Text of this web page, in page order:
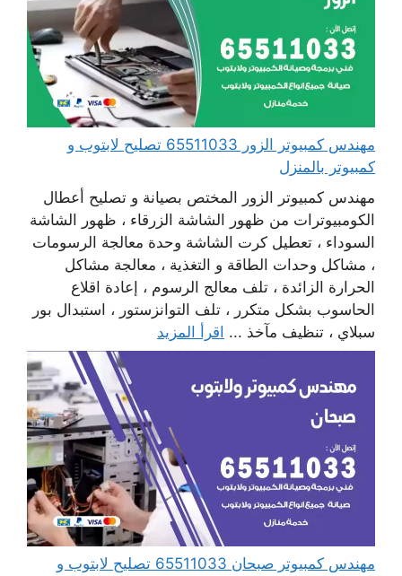
مهندس كمبيوتر الزور 65511033 تصليح لابتوب و
كمبيوتر بالمنزل
مهندس كمبيوتر الزور المختص بصيانة و تصليح أعطال
الكومبيوترات من ظهور الشاشة الزرقاء ، ظهور الشاشة
السوداء ، تعطيل كرت الشاشة وحدة معالجة الرسومات
، مشاكل وحدات الطاقة و التغذية ، معالجة مشاكل
الحرارة الزائدة ، تلف معالج الرسوم ، إعادة اقلاع
الحاسوب بشكل متكرر ، تلف التوانزستور ، استبدال بور
سبلاي ، تنظيف مآخذ ... اقرأ المزيد
مهندس كمبيوتر صبحان 65511033 تصليح لابتوب و